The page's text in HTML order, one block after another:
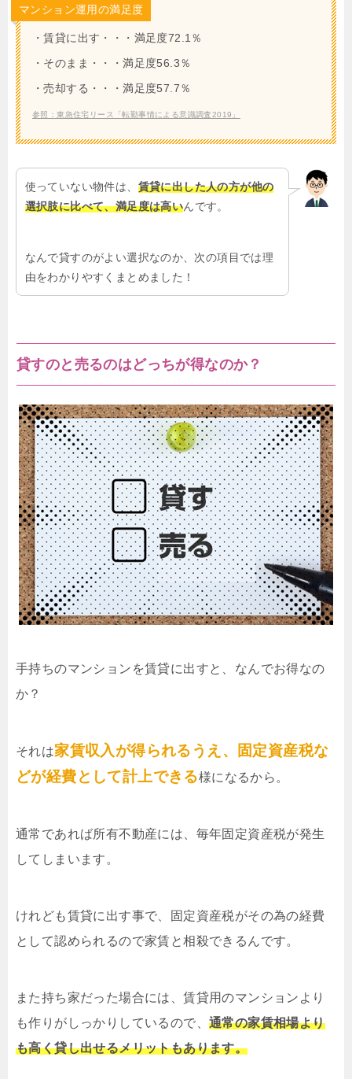
マンション運用の満足度
・賃貸に出す・・・満足度72.1％
・そのまま・・・満足度56.3％
・売却する・・・満足度57.7％
参照：東急住宅リース「転勤事情による意識調査2019」
使っていない物件は、 賃貸に出した人の方が他の
選択肢に比べて、満足度は高いんです。
なんで貸すのがよい選択なのか、次の項目では理
由をわかりやすくまとめました！
貸すのと売るのはどっちが得なのか？
手持ちのマンションを賃貸に出すと、なんでお得なの
か？
それは家賃収入が得られるうえ、固定資産税な
どが経費として計上できる様になるから。
通常であれば所有不動産には、毎年固定資産税が発生
してしまいます。
けれども賃貸に出す事で、固定資産税がその為の経費
として認められるので家賃と相殺できるんです。
また持ち家だった場合には、賃貸用のマンションより
も作りがしっかりしているので、 通常の家賃相場より
も高く貸し出せるメリットもあります。